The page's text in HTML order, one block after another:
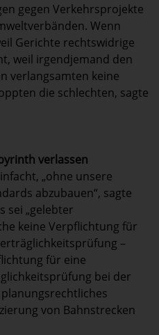
gegen Verkehrsprojekte
Wenn
Gerichte rechtswidrige
weil irgendjemand den
verlangsamten keine
die schlechten, sagte
verlassen
„ohne unsere
abzubauen“, sagte
sei „gelebter
keine Verpflichtung für
–
für eine
bei der
von Bahnstrecken